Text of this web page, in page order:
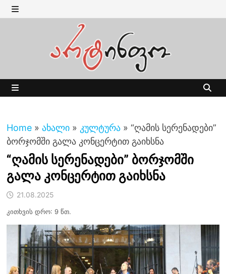
Skip
to MENU
Home » ახალი » კულტურა » “ღამის სერენადები”
ბორჯომში გალა კონცერტით გაიხსნა
“ღამის სერენადები” ბორჯომში
გალა კონცერტით გაიხსნა
21.08.2025
კითხვის დრო: 9 წთ.